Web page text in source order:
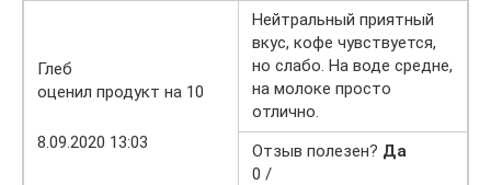
Глеб
оценил продукт на 10
8.09.2020 13:03
Нейтральный приятный
вкус, кофе чувствуется,
но слабо. На воде средне,
на молоке просто
отлично.
Отзыв полезен? Да
0 /